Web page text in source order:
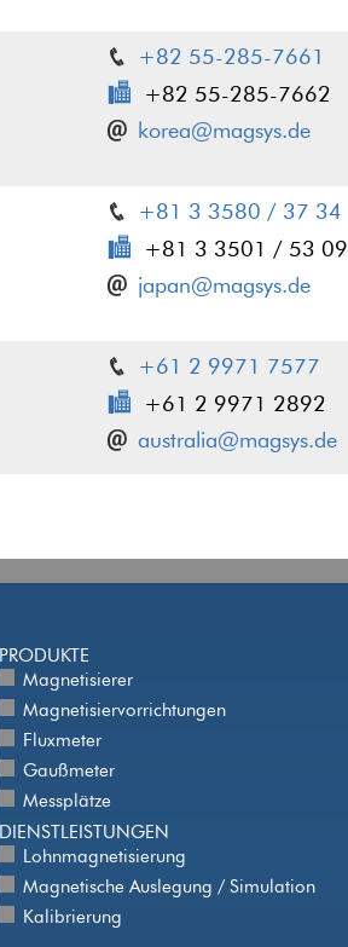
+82 55-285-7661
+82 55-285-7662
korea@magsys.de
+81 3 3580 / 37 34
+81 3 3501 / 53 09
japan@magsys.de
+61 2 9971 7577
+61 2 9971 2892
australia@magsys.de
PRODUKTE
Magnetisierer
Magnetisiervorrichtungen
Fluxmeter
Gaußmeter
Messplätze
DIENSTLEISTUNGEN
Lohnmagnetisierung
Magnetische Auslegung / Simulation
Kalibrierung